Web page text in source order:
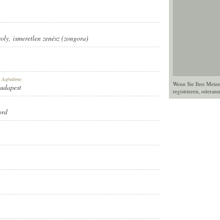
Wenn Sie Ihre
registrieren, oder
, ismeretlen zenész (zongora)